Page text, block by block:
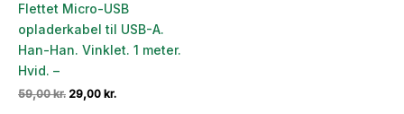
Flettet Micro-USB
opladerkabel til USB-A.
Han-Han. Vinklet. 1 meter.
Hvid. –
59,00kr. Den
29,00 kr.Den